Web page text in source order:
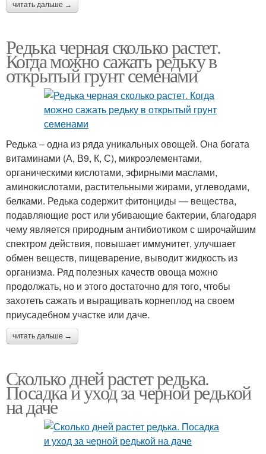
читать дальше →
Редька черная сколько растет.
Когда можно сажать редьку в
открытый грунт семенами
Редька – одна из ряда уникальных овощей. Она богата
витаминами (А, В9, К, С), микроэлементами,
органическими кислотами, эфирными маслами,
аминокислотами, растительными жирами, углеводами,
белками. Редька содержит фитонциды — вещества,
подавляющие рост или убивающие бактерии, благодаря
чему является природным антибиотиком с широчайшим
спектром действия, повышает иммунитет, улучшает
обмен веществ, пищеварение, выводит жидкость из
организма. Ряд полезных качеств овоща можно
продолжать, но и этого достаточно для того, чтобы
захотеть сажать и выращивать корнеплод на своем
приусадебном участке или даче.
читать дальше →
Сколько дней растет редька.
Посадка и уход за черной редькой
на даче